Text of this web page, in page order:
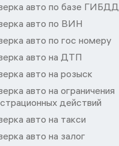
авто по базе ГИБДД
авто по ВИН
авто по гос номеру
авто на ДТП
авто на розыск
авто на ограничения
действий
авто на такси
авто на залог